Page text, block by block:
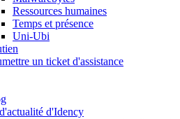
Ressources humaines
Temps et présence
Uni-Ubi
un ticket d'assistance
d'Idency